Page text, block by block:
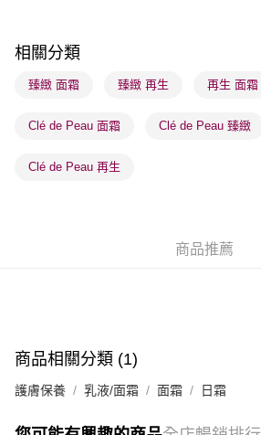
每筆HK$65.00，滿HK$300.00或以上免運費
確認發貨後1-3 工作天送達，訂單將隨機分
每筆HK$65.00，滿HK$300.00或以上免運費
每筆HK$20.00，滿HK$100.00或以上免運費
(澳門門市) 只顯示可選門市。確認發貨後
澳門地區配送 - 確認發貨後1-4個工作天送達
相關分類
臻緻 面霜 臻緻 再生 再生 面霜
Clé de Peau 面霜 Clé de Peau 臻緻
Clé de Peau 再生
商品推薦
商品相關分類 (1)
護膚保養 乳液/面霜 面霜 日霜